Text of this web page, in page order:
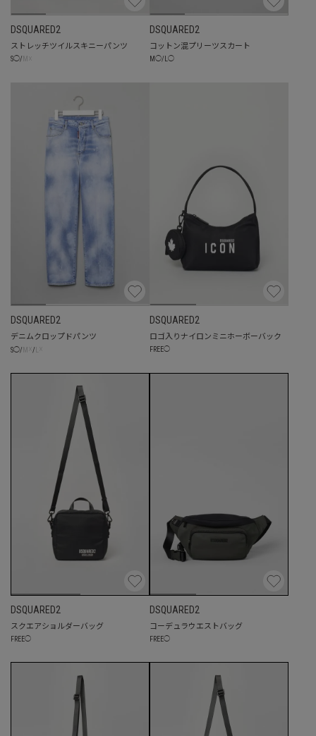
DSQUARED2
ストレッチツイルスキニーパンツ
S◯/
DSQUARED2
コットン混プリーツスカート
M ◯/ ◯
DSQUARED2
デニムクロップドパンツ
S◯/ /
DSQUARED2
ロゴ入りナイロンミニホーボーバック
FREE◯
DSQUARED2
スクエアショルダーバッグ
FREE◯
DSQUARED2
コーデュラウエストバッグ
FREE◯